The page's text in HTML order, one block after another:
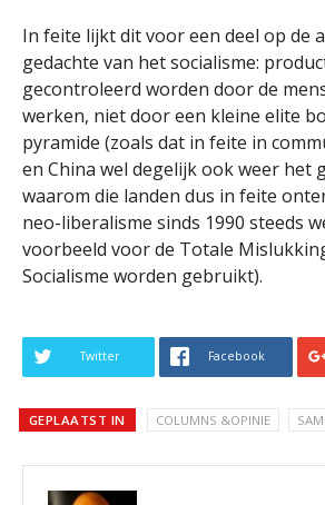
In feite lijkt dit voor een deel op de
gedachte van het socialisme:
gecontroleerd worden door de
werken, niet door een kleine elite
pyramide (zoals dat in feite in
en China wel degelijk ook weer het
waarom die landen dus in feite
neo-liberalisme sinds 1990 steeds
voorbeeld voor de Totale
Socialisme worden gebruikt).
Twitter Facebook
GEPLAATST IN COLUMNS &OPINIE